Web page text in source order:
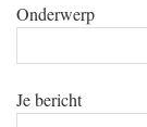
Onderwerp
Je bericht